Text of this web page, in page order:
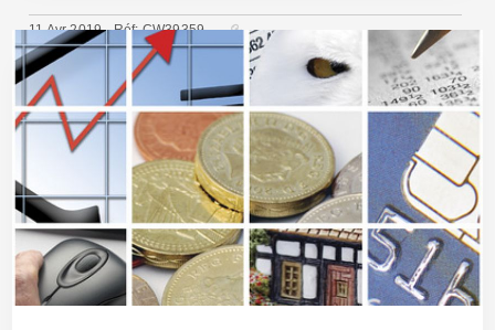
11 Avr 2019 - Réf: CW39359